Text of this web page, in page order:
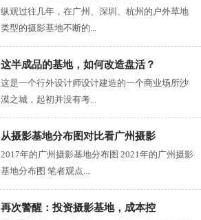
纵观过往几年，在广州、深圳、杭州的户外草地
类型的摄影基地不断的...
这半成品的基地，如何改造盘活？
这是一个行外设计师设计建造的一个商业场所沙
漠之城，起初并没有考...
从摄影基地分布图对比看广州摄影
2017年的广州摄影基地分布图 2021年的广州摄影
基地分布图 笔者观点...
再次警醒：投资摄影基地，成本控